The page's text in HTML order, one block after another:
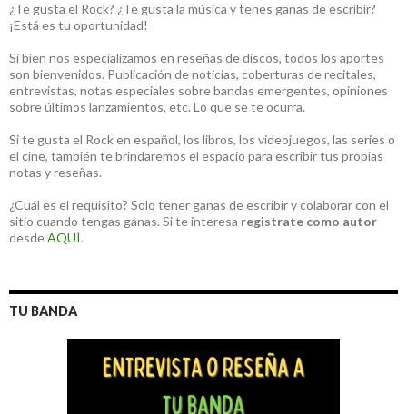
¿Te gusta el Rock? ¿Te gusta la música y tenes ganas de escribir?
¡Está es tu oportunidad!
Si bien nos especializamos en reseñas de discos, todos los aportes
son bienvenidos. Publicación de noticias, coberturas de recitales,
entrevistas, notas especiales sobre bandas emergentes, opiniones
sobre últimos lanzamientos, etc. Lo que se te ocurra.
Si te gusta el Rock en español, los libros, los videojuegos, las series o
el cine, también te brindaremos el espacio para escribir tus propias
notas y reseñas.
¿Cuál es el requisito? Solo tener ganas de escribir y colaborar con el
sitio cuando tengas ganas. Si te interesa registrate como autor
desdeAQUÍ.
TU BANDA